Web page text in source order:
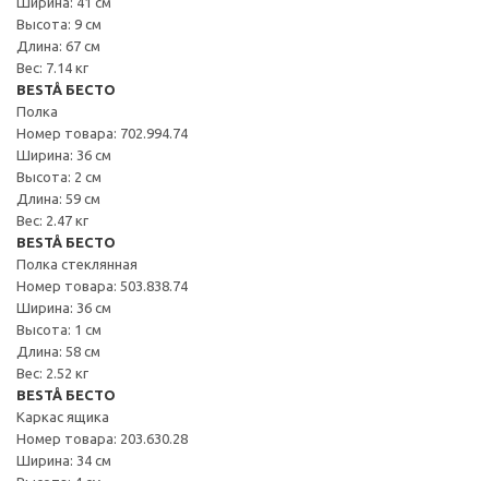
Высота: 9 см
Длина: 67 см
Вес: 7.14 кг
BESTÅ БЕСТО
Полка
Номер товара: 702.994.74
Ширина: 36 см
Высота: 2 см
Длина: 59 см
Вес: 2.47 кг
BESTÅ БЕСТО
Полка стеклянная
Номер товара: 503.838.74
Ширина: 36 см
Высота: 1 см
Длина: 58 см
Вес: 2.52 кг
BESTÅ БЕСТО
Каркас ящика
Номер товара: 203.630.28
Ширина: 34 см